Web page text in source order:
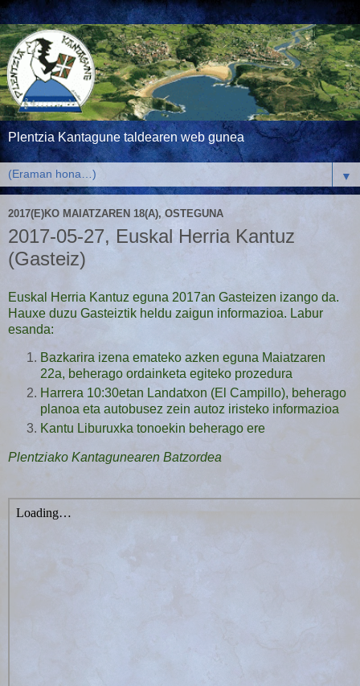
Plentzia Kantagune taldearen web gunea
▼
2017(E)KO MAIATZAREN 18(A), OSTEGUNA
2017-05-27, Euskal Herria Kantuz
(Gasteiz)
Euskal Herria Kantuz eguna 2017an Gasteizen izango da.
Hauxe duzu Gasteiztik heldu zaigun informazioa. Labur
esanda:
Bazkarira izena emateko azken eguna Maiatzaren
22a, beherago ordainketa egiteko prozedura
Harrera 10:30etan Landatxon (El Campillo), beherago
planoa eta autobusez zein autoz iristeko informazioa
Kantu Liburuxka tonoekin beherago ere
Plentziako Kantagunearen Batzordea